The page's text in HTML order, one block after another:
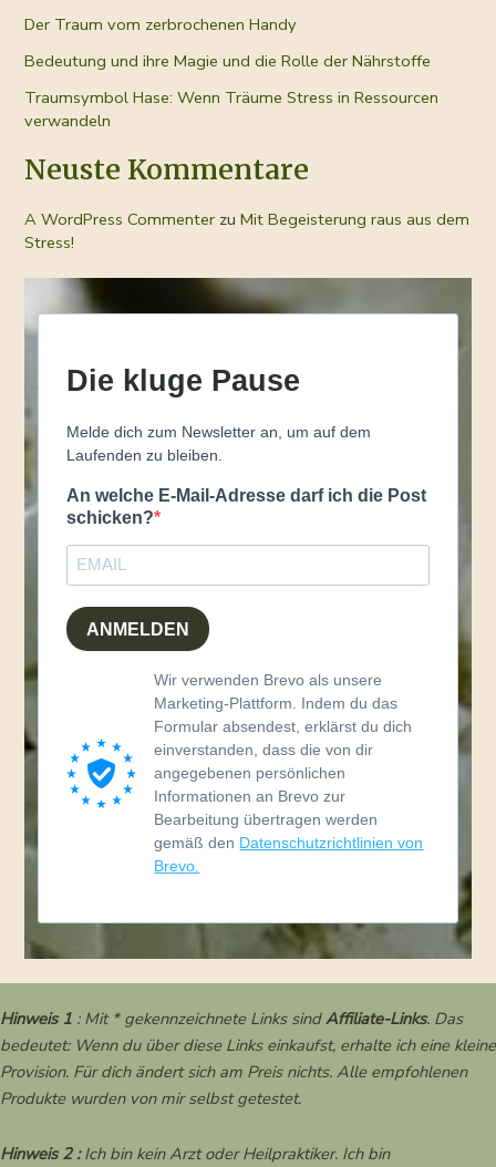
Der Traum vom zerbrochenen Handy
Bedeutung und ihre Magie und die Rolle der Nährstoffe
Traumsymbol Hase: Wenn Träume Stress in Ressourcen
verwandeln
Neuste Kommentare
A WordPress Commenter zuMit Begeisterung raus aus dem
Stress!
Die kluge Pause
Melde dich zum Newsletter an, um auf dem
Laufenden zu bleiben.
An welche E-Mail-Adresse darf ich die Post
schicken?
ANMELDEN
Wir verwenden Brevo als unsere
Marketing-Plattform. Indem du das
Formular absendest, erklärst du dich
einverstanden, dass die von dir
angegebenen persönlichen
Informationen an Brevo zur
Bearbeitung übertragen werden
gemäß den Datenschutzrichtlinien von
Brevo.
Hinweis 1 : Mit * gekennzeichnete Links sindAffiliate-Links. Das
bedeutet: Wenn du über diese Links einkaufst, erhalte ich eine kleine
Provision. Für dich ändert sich am Preis nichts. Alle empfohlenen
Produkte wurden von mir selbst getestet.
Hinweis 2 :Ich bin kein Arzt oder Heilpraktiker. Ich bin